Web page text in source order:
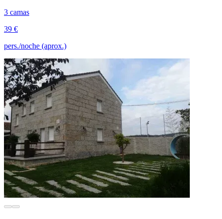
3 camas
39 €
pers./noche (aprox.)